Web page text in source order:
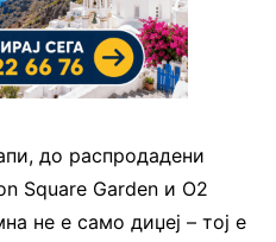
до распродадени
Square Garden и О2
не е само диџеј – тој е